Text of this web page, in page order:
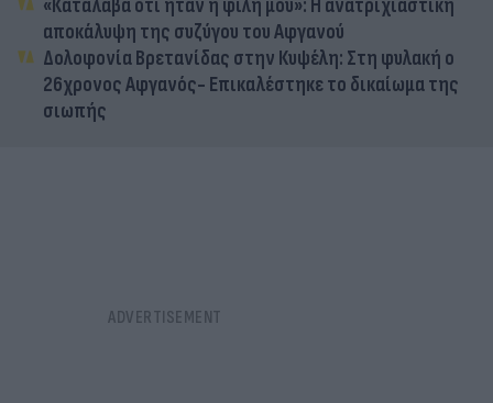
«Κατάλαβα ότι ήταν η φίλη μου»: Η ανατριχιαστική
αποκάλυψη της συζύγου του Αφγανού
Δολοφονία Βρετανίδας στην Κυψέλη: Στη φυλακή ο
26χρονος Αφγανός- Επικαλέστηκε το δικαίωμα της
σιωπής